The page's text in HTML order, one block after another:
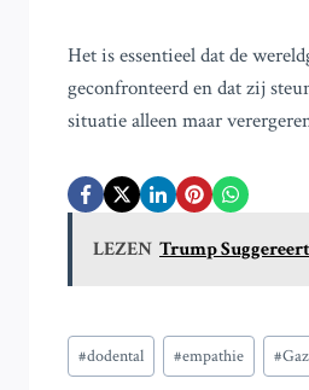
Het is essentieel dat de
geconfronteerd en dat zij
situatie alleen maar
LEZEN Trump
Bericht
tags:
#dodental #empathie #